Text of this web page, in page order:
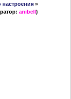
»
anibell)